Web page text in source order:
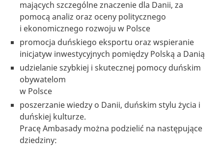
mających szczególne znaczenie dla Danii, za
pomocą analiz oraz oceny politycznego
i ekonomicznego rozwoju w Polsce
promocja duńskiego eksportu oraz wspieranie
inicjatyw inwestycyjnych pomiędzy Polską a Danią
udzielanie szybkiej i skutecznej pomocy duńskim
obywatelom
w Polsce
poszerzanie wiedzy o Danii, duńskim stylu życia i
duńskiej kulturze.
Pracę Ambasady można podzielić na następujące
dziedziny: